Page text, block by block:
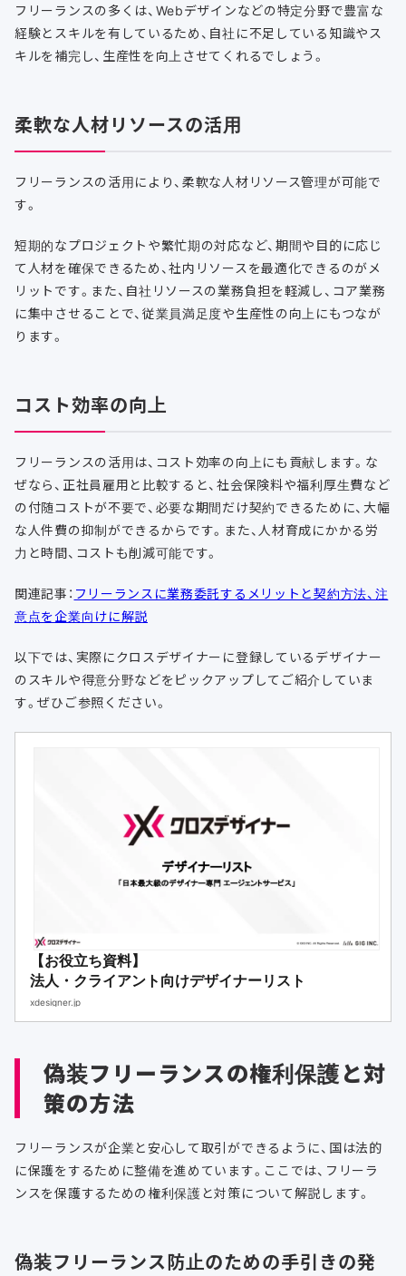
フリーランスの多くは、Webデザインなどの特定分野で豊富な
経験とスキルを有しているため、自社に不足している知識やス
キルを補完し、生産性を向上させてくれるでしょう。
柔軟な人材リソースの活用
フリーランスの活用により、柔軟な人材リソース管理が可能で
す。
短期的なプロジェクトや繁忙期の対応など、期間や目的に応じ
て人材を確保できるため、社内リソースを最適化できるのがメ
リットです。また、自社リソースの業務負担を軽減し、コア業務
に集中させることで、従業員満足度や生産性の向上にもつなが
ります。
コスト効率の向上
フリーランスの活用は、コスト効率の向上にも貢献します。な
ぜなら、正社員雇用と比較すると、社会保険料や福利厚生費など
の付随コストが不要で、必要な期間だけ契約できるために、大幅
な人件費の抑制ができるからです。また、人材育成にかかる労
力と時間、コストも削減可能です。
関連記事： フリーランスに業務委託するメリットと契約方法、注
意点を企業向けに解説
以下では、実際にクロスデザイナーに登録しているデザイナー
のスキルや得意分野などをピックアップしてご紹介していま
す。ぜひご参照ください。
【お役立ち資料】
法人・クライアント向けデザイナーリスト
xdesigner.jp
偽装フリーランスの権利保護と対
策の方法
フリーランスが企業と安心して取引ができるように、国は法的
に保護をするために整備を進めています。ここでは、フリーラ
ンスを保護するための権利保護と対策について解説します。
偽装フリーランス防止のための手引きの発